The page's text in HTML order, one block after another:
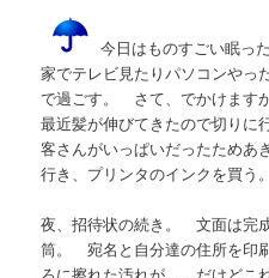
今日はものすごい眠っ
家でテレビ見たりパソコンやっ
で過ごす。 さて、でかけますか
最近髪が伸びてきたので切りに
客さんがいっぱいだったため
行き、プリンタのインクを買う。
夜、招待状の続き。 文面は完
筒。 宛名と自分達の住所を印